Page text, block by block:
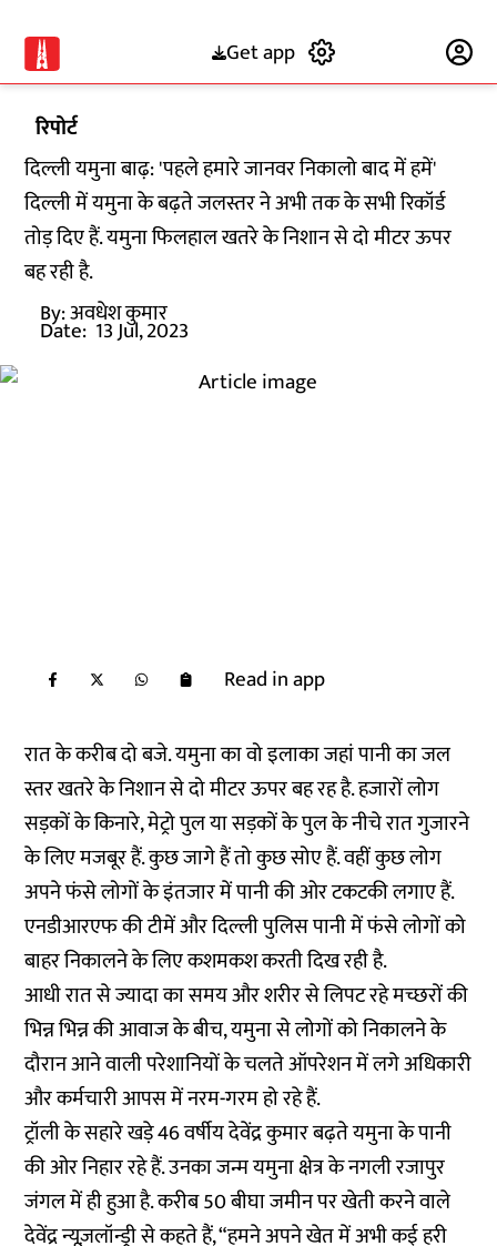
Get app
रिपोर्ट
दिल्ली यमुना बाढ़: 'पहले हमारे जानवर निकालो बाद में हमें'
दिल्ली में यमुना के बढ़ते जलस्तर ने अभी तक के सभी रिकॉर्ड
तोड़ दिए हैं. यमुना फिलहाल खतरे के निशान से दो मीटर ऊपर
बह रही है.
By:अवधेश कुमार
Date: 13 Jul, 2023
Read in app
रात के करीब दो बजे. यमुना का वो इलाका जहां पानी का जल
स्तर खतरे के निशान से दो मीटर ऊपर बह रह है. हजारों लोग
सड़कों के किनारे, मेट्रो पुल या सड़कों के पुल के नीचे रात गुजारने
के लिए मजबूर हैं. कुछ जागे हैं तो कुछ सोए हैं. वहीं कुछ लोग
अपने फंसे लोगों के इंतजार में पानी की ओर टकटकी लगाए हैं.
एनडीआरएफ की टीमें और दिल्ली पुलिस पानी में फंसे लोगों को
बाहर निकालने के लिए कशमकश करती दिख रही है.
आधी रात से ज्यादा का समय और शरीर से लिपट रहे मच्छरों की
भिन्न भिन्न की आवाज के बीच, यमुना से लोगों को निकालने के
दौरान आने वाली परेशानियों के चलते ऑपरेशन में लगे अधिकारी
और कर्मचारी आपस में नरम-गरम हो रहे हैं.
ट्रॉली के सहारे खड़े 46 वर्षीय देवेंद्र कुमार बढ़ते यमुना के पानी
की ओर निहार रहे हैं. उनका जन्म यमुना क्षेत्र के नगली रजापुर
जंगल में ही हुआ है. करीब 50 बीघा जमीन पर खेती करने वाले
देवेंद्र न्यूज़लॉन्ड्री से कहते हैं, “हमने अपने खेत में अभी कई हरी